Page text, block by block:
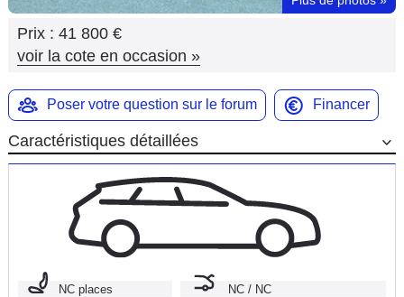
Moto
Marques
Prix : 41 800 €
voir la cote en occasion »
Poser votre question sur le forum Financer
Caractéristiques détaillées
NC places NC / NC